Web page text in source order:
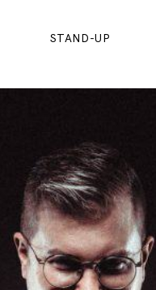
STAND-UP
HOME
STAND-UP
CLOSE-UP
KINDERSHOW